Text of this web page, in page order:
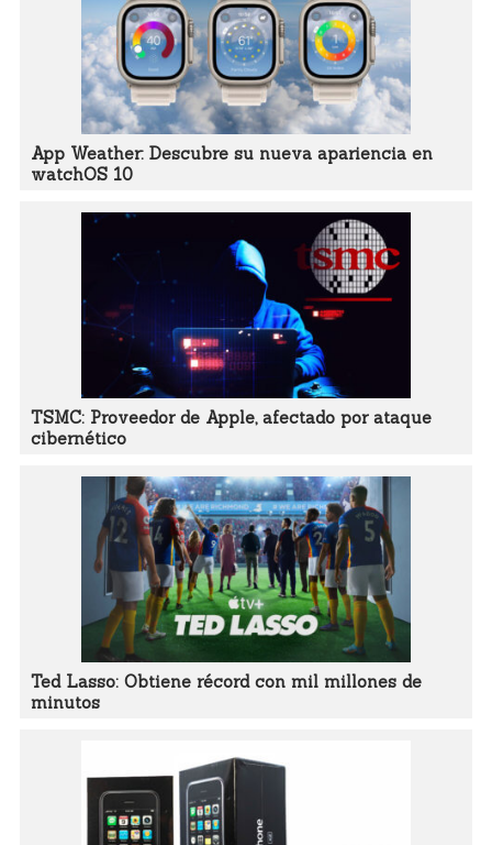
App Weather: Descubre su nueva apariencia en
watchOS 10
TSMC: Proveedor de Apple, afectado por ataque
cibernético
Ted Lasso: Obtiene récord con mil millones de
minutos